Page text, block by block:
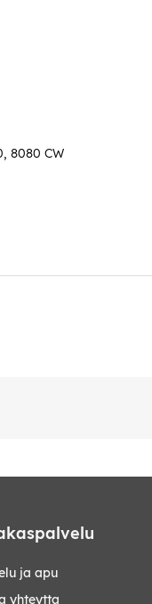
8080 CW
ja apu
yhteytta